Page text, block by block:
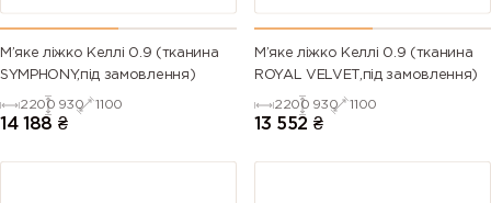
М’яке ліжко Келлі 0.9 (тканина
SYMPHONY,під замовлення)
2200 930 1100
14 188 ₴
М’яке ліжко Келлі 0.9 (тканина
ROYAL VELVET,під замовлення)
2200 930 1100
13 552 ₴